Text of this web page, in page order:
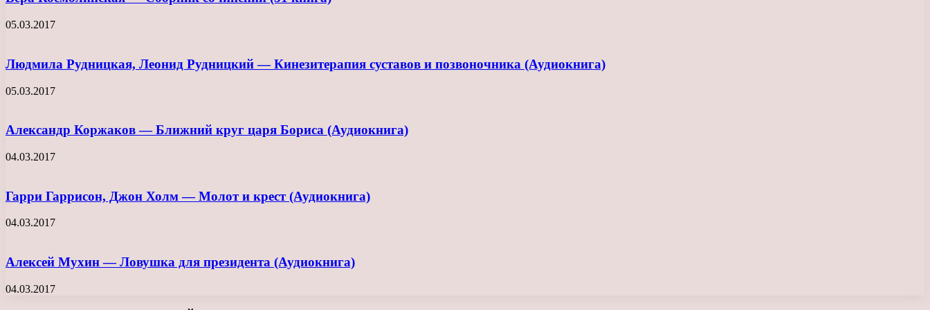
05.03.2017
Людмила Рудницкая, Леонид Рудницкий — Кинезитерапия суставов и позвоночника (Аудиокнига)
05.03.2017
Александр Коржаков — Ближний круг царя Бориса (Аудиокнига)
04.03.2017
Гарри Гаррисон, Джон Холм — Молот и крест (Аудиокнига)
04.03.2017
Алексей Мухин — Ловушка для президента (Аудиокнига)
04.03.2017